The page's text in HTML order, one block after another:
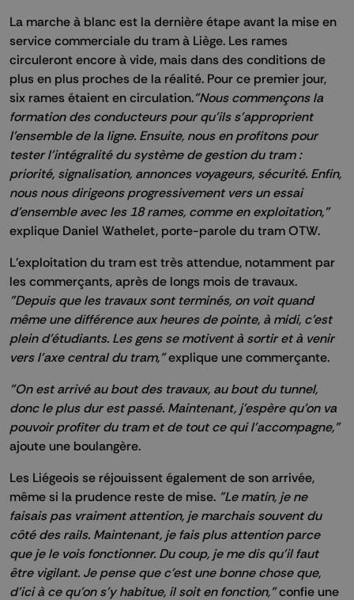
La marche à blanc est la dernière étape avant la mise en
service commerciale du tram à Liège. Les rames
circuleront encore à vide, mais dans des conditions de
plus en plus proches de la réalité. Pour ce premier jour,
six rames étaient en circulation."Nous commençons la
formation des conducteurs pour qu'ils s'approprient
l'ensemble de la ligne. Ensuite, nous en profitons pour
tester l'intégralité du système de gestion du tram :
priorité, signalisation, annonces voyageurs, sécurité. Enfin,
nous nous dirigeons progressivement vers un essai
d'ensemble avec les 18 rames, comme en exploitation,"
explique Daniel Wathelet, porte-parole du tram OTW.
L'exploitation du tram est très attendue, notamment par
les commerçants, après de longs mois de travaux.
"Depuis que les travaux sont terminés, on voit quand
même une différence aux heures de pointe, à midi, c'est
plein d'étudiants. Les gens se motivent à sortir et à venir
vers l'axe central du tram,"explique une commerçante.
"On est arrivé au bout des travaux, au bout du tunnel,
donc le plus dur est passé. Maintenant, j'espère qu'on va
pouvoir profiter du tram et de tout ce qui l'accompagne,"
ajoute une boulangère.
Les Liégeois se réjouissent également de son arrivée,
même si la prudence reste de mise. "Le matin, je ne
faisais pas vraiment attention, je marchais souvent du
côté des rails. Maintenant, je fais plus attention parce
que je le vois fonctionner. Du coup, je me dis qu'il faut
être vigilant. Je pense que c'est une bonne chose que,
d'ici à ce qu'on s'y habitue, il soit en fonction,"confie une